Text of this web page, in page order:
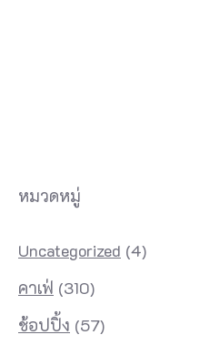
หมวดหมู่
Uncategorized (4)
คาเฟ่ (310)
ช้อปปิ้ง (57)